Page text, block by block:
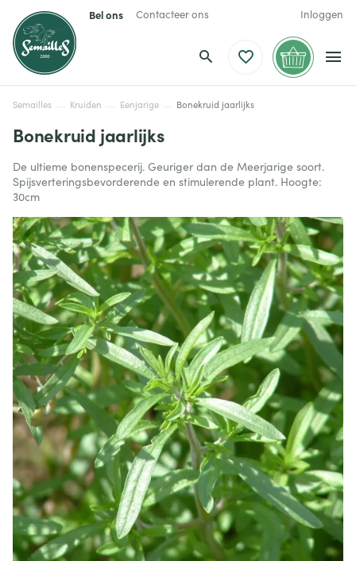
Bel ons Contacteer ons Inloggen
Semailles Kruiden Eenjarige Bonekruid jaarlijks
Bonekruid jaarlijks
De ultieme bonenspecerij. Geuriger dan de Meerjarige soort.
Spijsverteringsbevorderende en stimulerende plant. Hoogte:
30cm